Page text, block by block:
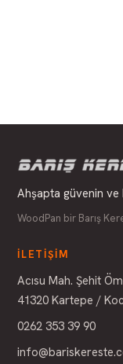
Ahşapta güvenin
WoodPan bir Barış
İLETIŞIM
Acısu Mah. Şehit
41320 Kartepe /
0262 353 39 90